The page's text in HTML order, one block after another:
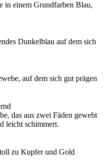
in einem Grundfarben Blau,
Dunkelblau auf dem sich
auf dem sich gut prägen
das aus zwei Fäden gewebt
leicht schimmert.
zu Kupfer und Gold